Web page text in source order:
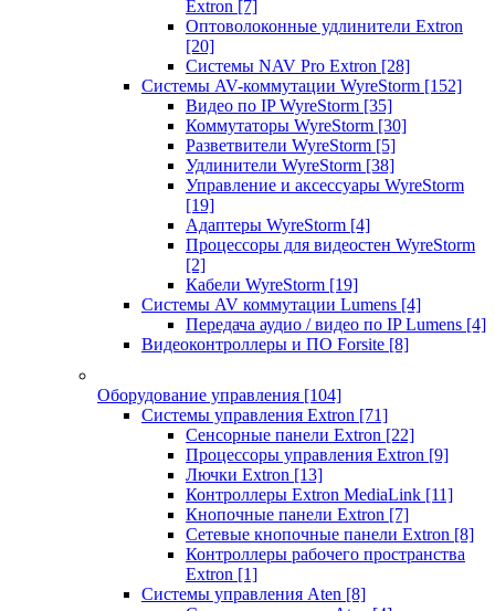
Extron [7]
Оптоволоконные удлинители Extron
[20]
Системы NAV Pro Extron [28]
Системы AV-коммутации WyreStorm [152]
Видео по IP WyreStorm [35]
Коммутаторы WyreStorm [30]
Разветвители WyreStorm [5]
Удлинители WyreStorm [38]
Управление и аксессуары WyreStorm
[19]
Адаптеры WyreStorm [4]
Процессоры для видеостен WyreStorm
[2]
Кабели WyreStorm [19]
Системы AV коммутации Lumens [4]
Передача аудио / видео по IP Lumens [4]
Видеоконтроллеры и ПО Forsite [8]
Оборудование управления [104]
Системы управления Extron [71]
Сенсорные панели Extron [22]
Процессоры управления Extron [9]
Лючки Extron [13]
Контроллеры Extron MediaLink [11]
Кнопочные панели Extron [7]
Сетевые кнопочные панели Extron [8]
Контроллеры рабочего пространства
Extron [1]
Системы управления Aten [8]